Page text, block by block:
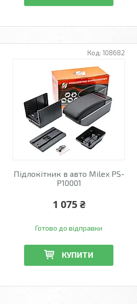
108682
Підлокітник в авто Milex PS-
P10001
1 075 ₴
Готово до відправки
КУПИТИ